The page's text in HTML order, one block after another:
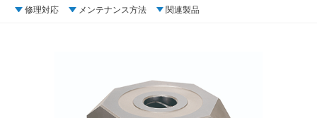
修理対応
メンテナンス方法 関連製品